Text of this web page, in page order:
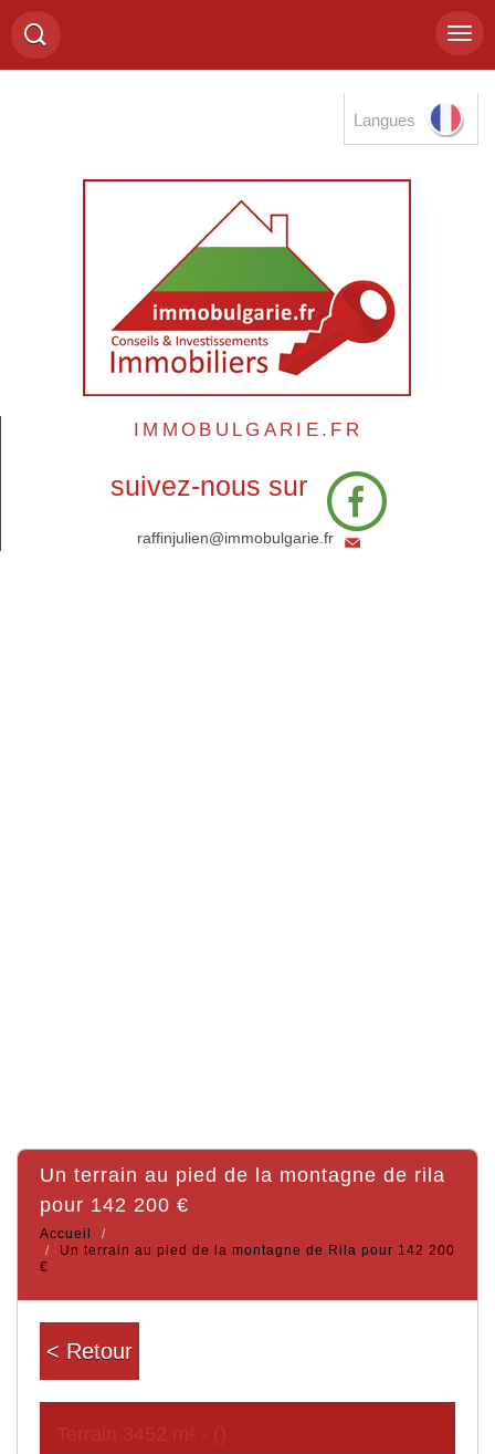
Langues
IMMOBULGARIE.FR
suivez-nous sur
raffinjulien@immobulgarie.fr
un terrain au pied de la montagne de rila
pour 142 200 €
Accueil
Un terrain au pied de la montagne de Rila pour 142 200
€
< Retour